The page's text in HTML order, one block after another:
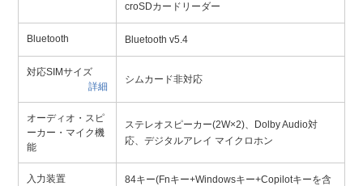
croSDカードリーダー
Bluetooth Bluetooth v5.4
対応SIMサイズ
詳細
シムカード非対応
オーディオ・スピ
ーカー・マイク機
能
ステレオスピーカー(2W×2)、Dolby Audio対
応、デジタルアレイ マイクロホン
入力装置
84キー(Fnキー+Windowsキー+Copilotキーを含